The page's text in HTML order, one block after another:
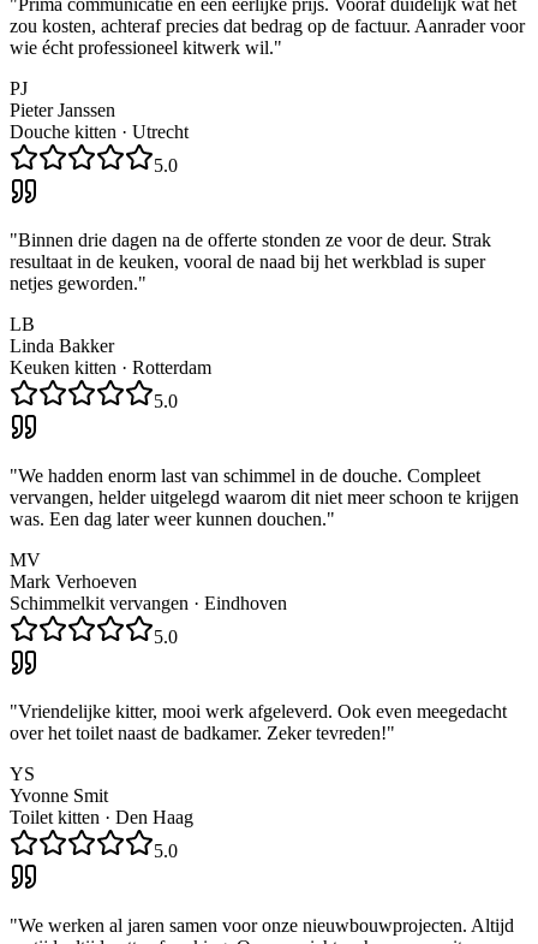
"Prima communicatie en een eerlijke prijs. Vooraf duidelijk wat het
zou kosten, achteraf precies dat bedrag op de factuur. Aanrader voor
wie écht professioneel kitwerk wil."
PJ
Pieter Janssen
Douche kitten · Utrecht
5.0
"Binnen drie dagen na de offerte stonden ze voor de deur. Strak
resultaat in de keuken, vooral de naad bij het werkblad is super
netjes geworden."
LB
Linda Bakker
Keuken kitten · Rotterdam
5.0
"We hadden enorm last van schimmel in de douche. Compleet
vervangen, helder uitgelegd waarom dit niet meer schoon te krijgen
was. Een dag later weer kunnen douchen."
MV
Mark Verhoeven
Schimmelkit vervangen · Eindhoven
5.0
"Vriendelijke kitter, mooi werk afgeleverd. Ook even meegedacht
over het toilet naast de badkamer. Zeker tevreden!"
YS
Yvonne Smit
Toilet kitten · Den Haag
5.0
"We werken al jaren samen voor onze nieuwbouwprojecten. Altijd